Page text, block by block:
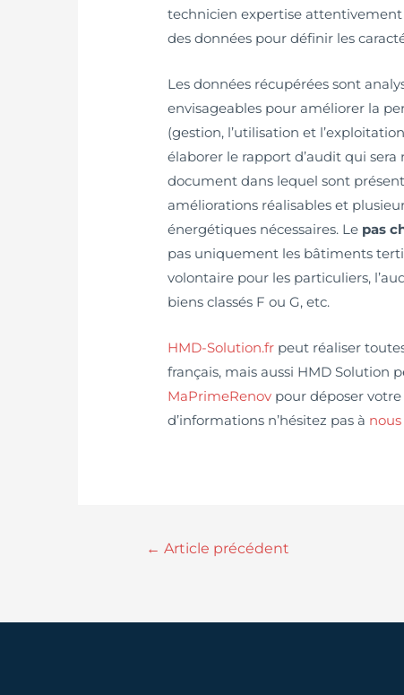
technicien expertise attentivement
des données pour définir les
Les données récupérées sont
envisageables pour améliorer la
(gestion, l’utilisation et
élaborer le rapport d’audit qui
document dans lequel sont
améliorations réalisables et
énergétiques nécessaires. Le pas
pas uniquement les bâtiments
volontaire pour les particuliers,
biens classés F ou G, etc.
HMD-Solution.fr peut réaliser
français, mais aussi HMD Solution
MaPrimeRenov pour déposer votre
d’informations n’hésitez pas à
← Article précédent